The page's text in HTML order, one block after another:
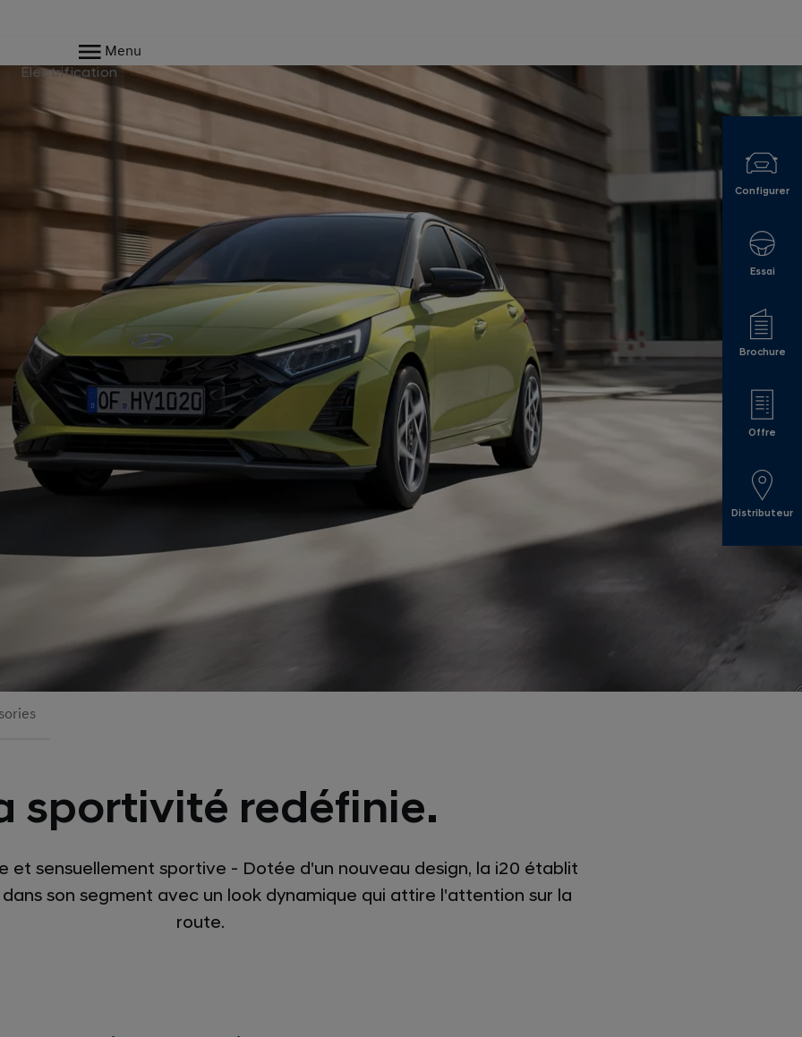
Electrification
Menu
sportivité redéfinie.
et sensuellement sportive - Dotée d'un nouveau design, la i20 établit
son segment avec un look dynamique qui attire l'attention sur la
route.
Configurer
Essai
Brochure
Offre
Distributeur